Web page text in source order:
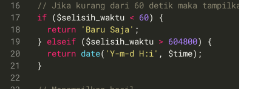
// Jika kurang dari 60 detik maka tampilkan
if ($selisih_waktu < 60) {
return 'Baru Saja' ;
  }
elseif ($selisih_waktu > 604800) {
return date( 'Y-m-d H:i' , $time);
  }